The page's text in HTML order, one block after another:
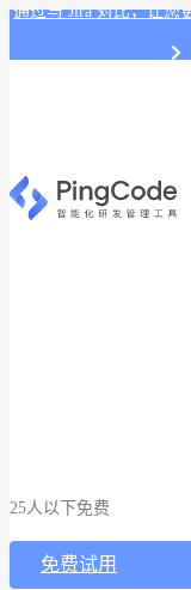
通过与 Jira 对比，让您
25人以下免费
免费试用